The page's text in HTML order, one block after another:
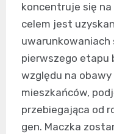
koncentruje się
celem jest
uwarunkowaniach
pierwszego etapu
względu na obawy
mieszkańców,
przebiegająca od
gen. Maczka